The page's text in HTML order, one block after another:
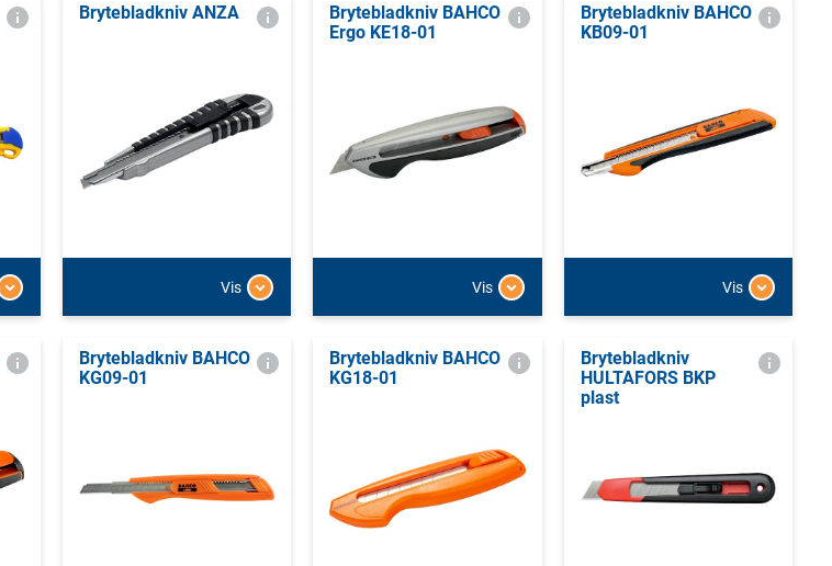
Brytebladkniv ANZA
Vis
Brytebladkniv BAHCO
Ergo KE18-01
Vis
Brytebladkniv BAHCO
KB09-01
Vis
Brytebladkniv BAHCO
KG09-01
Brytebladkniv BAHCO
KG18-01
Brytebladkniv
HULTAFORS BKP
plast